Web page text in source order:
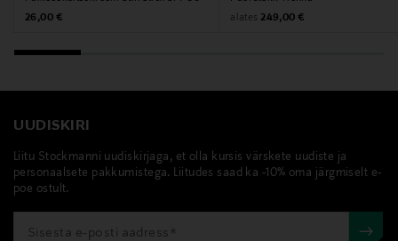
Märksõnad
tekk, päevatekk, päevatekk, Mette Ditmer Denmark,
Original Price
26,00 €
alates Original Price
249,00 €
UUDISKIRI
Liitu Stockmanni uudiskirjaga, et olla kursis värskete uudiste ja
personaalsete pakkumistega. Liitudes saad ka -10% oma järgmiselt e-
poe ostult.